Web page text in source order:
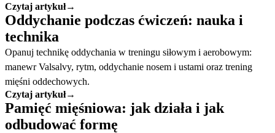
Czytaj artykuł→
Oddychanie podczas ćwiczeń: nauka i
technika
Opanuj technikę oddychania w treningu siłowym i aerobowym:
manewr Valsalvy, rytm, oddychanie nosem i ustami oraz trening
mięśni oddechowych.
Czytaj artykuł→
Pamięć mięśniowa: jak działa i jak
odbudować formę